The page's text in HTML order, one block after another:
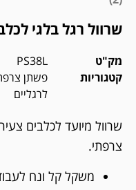
שרוול רגל בלגי
מק"ט
PS38L
קטגוריות
פשתן
לרגליים
שרוול מיועד לכלבים
צרפתי.
משקל קל ונח